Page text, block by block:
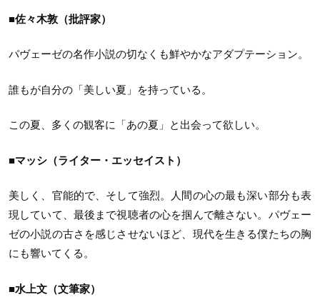
■佐々木敦（批評家）
パヴェーゼの名作小説の切なくも鮮やかなアダプテーション。
誰もが自分の「美しい夏」を持っている。
この夏、多くの観客に「あの夏」と出会って欲しい。
■マッシ（ライター・エッセイスト）
美しく、官能的で、そして強烈。人間の心の最も深い部分も表
現していて、最後まで視聴者の心を掴んで離さない。パヴェー
ゼの小説の古さを感じさせないほど、現代を生きる僕たちの胸
にも響いてくる。
■水上文（文筆家）